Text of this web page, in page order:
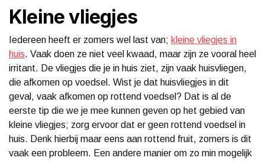
Kleine vliegjes
Iedereen heeft er zomers wel last van; kleine vliegjes in
huis. Vaak doen ze niet veel kwaad, maar zijn ze vooral heel
irritant. De vliegjes die je in huis ziet, zijn vaak huisvliegen,
die afkomen op voedsel. Wist je dat huisvliegjes in dit
geval, vaak afkomen op rottend voedsel? Dat is al de
eerste tip die we je mee kunnen geven op het gebied van
kleine vliegjes; zorg ervoor dat er geen rottend voedsel in
huis. Denk hierbij maar eens aan rottend fruit, zomers is dit
vaak een probleem. Een andere manier om zo min mogelijk